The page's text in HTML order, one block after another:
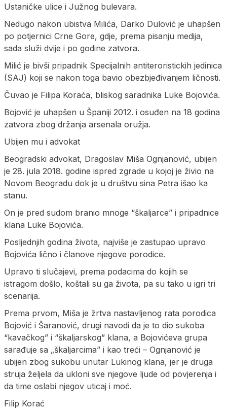
Ustaničke ulice i Južnog bulevara.
Nedugo nakon ubistva Milića, Darko Dulović je uhapšen
po potjernici Crne Gore, gdje, prema pisanju medija,
sada služi dvije i po godine zatvora.
Milić je bivši pripadnik Specijalnih antiteroristickih jedinica
(SAJ) koji se nakon toga bavio obezbjeđivanjem ličnosti.
Čuvao je Filipa Koraća, bliskog saradnika Luke Bojovića.
Bojović je uhapšen u Španiji 2012. i osuđen na 18 godina
zatvora zbog držanja arsenala oružja.
Ubijen mu i advokat
Beogradski advokat, Dragoslav Miša Ognjanović, ubijen
je 28. jula 2018. godine ispred zgrade u kojoj je živio na
Novom Beogradu dok je u društvu sina Petra išao ka
stanu.
On je pred sudom branio mnoge “škaljarce” i pripadnice
klana Luke Bojovića.
Posljednjih godina života, najviše je zastupao upravo
Bojovića lično i članove njegove porodice.
Upravo ti slučajevi, prema podacima do kojih se
istragom došlo, koštali su ga života, pa su tako u igri tri
scenarija.
Prema prvom, Miša je žrtva nastavljenog rata porodica
Bojović i Šaranović, drugi navodi da je to dio sukoba
“kavačkog” i “škaljarskog” klana, a Bojovićeva grupa
sarađuje sa „škaljarcima” i kao treći – Ognjanović je
ubijen zbog sukobu unutar Lukinog klana, jer je druga
struja željela da ukloni sve njegove ljude od povjerenja i
da time oslabi njegov uticaj i moć.
Filip Korać